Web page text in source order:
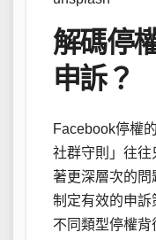
解碼停
申訴？
Facebook停權
社群守則」往
著更深層次的問
制定有效的申
不同類型停權